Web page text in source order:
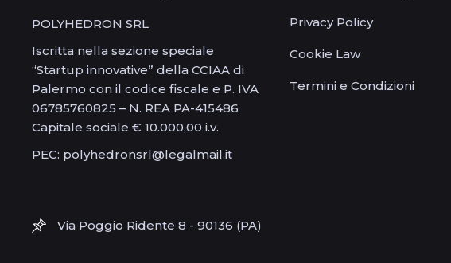
POLYHEDRON SRL
Iscritta nella sezione speciale
“Startup innovative” della CCIAA di
Palermo con il codice fiscale e P. IVA
06785760825 – N. REA PA-415486
Capitale sociale € 10.000,00 i.v.
PEC: polyhedronsrl@legalmail.it
Via Poggio Ridente 8 - 90136 (PA)
Privacy Policy
Cookie Law
Termini e Condizioni